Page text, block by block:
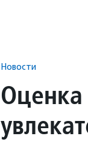
Новости
Оценка